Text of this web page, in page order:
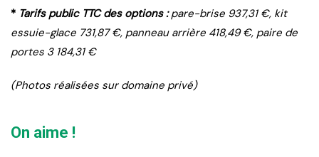
* Tarifs public TTC des options :pare-brise 937,31 €, kit
essuie-glace 731,87 €, panneau arrière 418,49 €, paire de
portes 3 184,31 €
(Photos réalisées sur domaine privé)
On aime !